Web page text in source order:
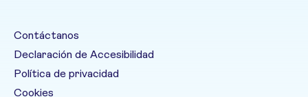
Contáctanos
Declaración de Accesibilidad
Política de privacidad
Cookies